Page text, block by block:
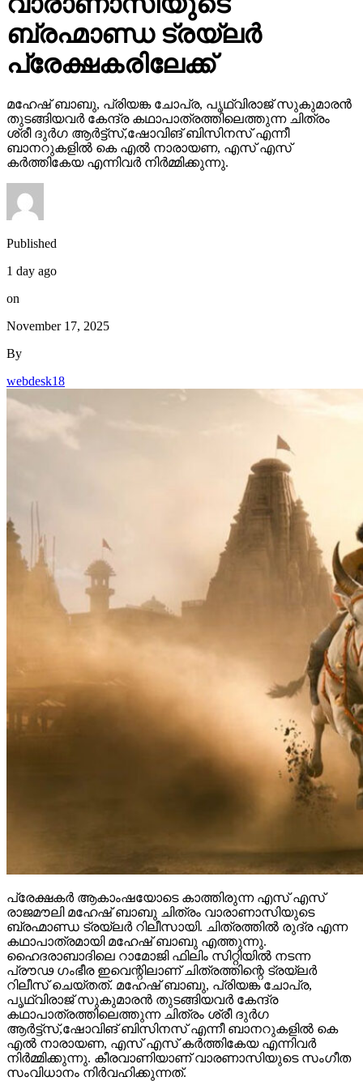
ബ്രഹ്മാണ്ഡ ട്രയ്ലർ
പ്രേക്ഷകരിലേക്ക്
മഹേഷ് ബാബു, പ്രിയങ്ക ചോപ്ര, പൃഥ്വിരാജ് സുകുമാരൻ
തുടങ്ങിയവർ കേന്ദ്ര കഥാപാത്രത്തിലെത്തുന്ന ചിത്രം
ശ്രീ ദുർഗ ആർട്ട്സ്,ഷോവിങ് ബിസിനസ് എന്നീ
ബാനറുകളിൽ കെ എൽ നാരായണ, എസ് എസ്
കർത്തികേയ എന്നിവർ നിർമ്മിക്കുന്നു.
Published
1 day ago
on
November 17, 2025
By
webdesk18
പ്രേക്ഷകർ ആകാംഷയോടെ കാത്തിരുന്ന എസ് എസ്
രാജമൗലി മഹേഷ് ബാബു ചിത്രം വാരാണാസിയുടെ
ബ്രഹ്മാണ്ഡ ട്രയ്ലർ റിലീസായി. ചിത്രത്തിൽ രുദ്ര എന്ന
കഥാപാത്രമായി മഹേഷ് ബാബു എത്തുന്നു.
ഹൈദരാബാദിലെ റാമോജി ഫിലിം സിറ്റിയിൽ നടന്ന
പ്രൗഢ ഗംഭീര ഇവെന്റിലാണ് ചിത്രത്തിന്റെ ട്രയ്ലർ
റിലീസ് ചെയ്തത്. മഹേഷ് ബാബു, പ്രിയങ്ക ചോപ്ര,
പൃഥ്വിരാജ് സുകുമാരൻ തുടങ്ങിയവർ കേന്ദ്ര
കഥാപാത്രത്തിലെത്തുന്ന ചിത്രം ശ്രീ ദുർഗ
ആർട്ട്സ്,ഷോവിങ് ബിസിനസ് എന്നീ ബാനറുകളിൽ കെ
എൽ നാരായണ, എസ് എസ് കർത്തികേയ എന്നിവർ
നിർമ്മിക്കുന്നു. കീരവാണിയാണ് വാരണാസിയുടെ സംഗീത
സംവിധാനം നിർവഹിക്കുന്നത്.